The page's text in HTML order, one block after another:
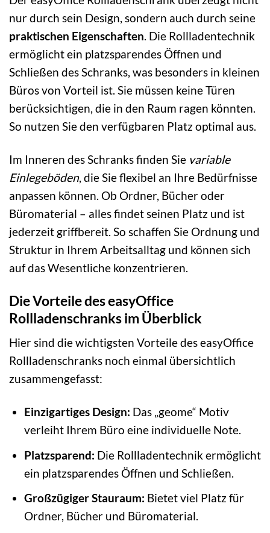
nur durch sein Design, sondern auch durch seine
praktischen Eigenschaften. Die Rollladentechnik
ermöglicht ein platzsparendes Öffnen und
Schließen des Schranks, was besonders in kleinen
Büros von Vorteil ist. Sie müssen keine Türen
berücksichtigen, die in den Raum ragen könnten.
So nutzen Sie den verfügbaren Platz optimal aus.
Im Inneren des Schranks finden Sie variable
Einlegeböden, die Sie flexibel an Ihre Bedürfnisse
anpassen können. Ob Ordner, Bücher oder
Büromaterial – alles findet seinen Platz und ist
jederzeit griffbereit. So schaffen Sie Ordnung und
Struktur in Ihrem Arbeitsalltag und können sich
auf das Wesentliche konzentrieren.
Die Vorteile des easyOffice
Rollladenschranks im Überblick
Hier sind die wichtigsten Vorteile des easyOffice
Rollladenschranks noch einmal übersichtlich
zusammengefasst:
Einzigartiges Design: Das „geome“ Motiv
verleiht Ihrem Büro eine individuelle Note.
Platzsparend: Die Rollladentechnik ermöglicht
ein platzsparendes Öffnen und Schließen.
Großzügiger Stauraum: Bietet viel Platz für
Ordner, Bücher und Büromaterial.